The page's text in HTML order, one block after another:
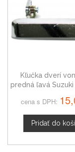
Kľučka dverí
predná ľavá Suzuki
cena s DPH:
Pridať do